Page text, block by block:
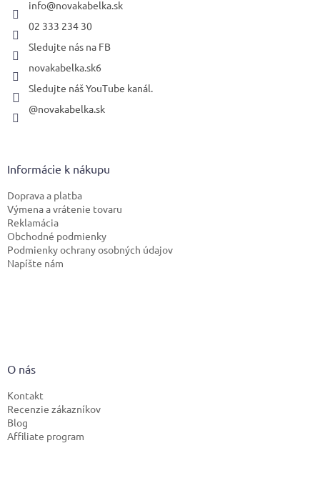
info@novakabelka.sk
02 333 234 30
Sledujte nás na FB
novakabelka.sk6
Sledujte náš YouTube kanál.
@novakabelka.sk
Informácie k nákupu
Doprava a platba
Výmena a vrátenie tovaru
Reklamácia
Obchodné podmienky
Podmienky ochrany osobných údajov
Napíšte nám
O nás
Kontakt
Recenzie zákazníkov
Blog
Affiliate program